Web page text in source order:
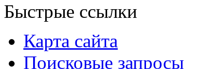
Быстрые ссылки
Карта сайта
Поисковые запросы